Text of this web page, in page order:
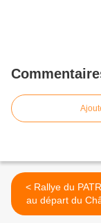
< Rallye du PATRIMOINE
au départ du
RAMBOUILLET